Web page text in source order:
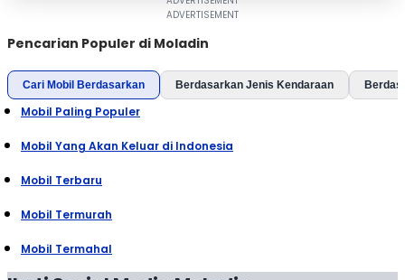
Pencarian Populer di Moladin
Cari Mobil Berdasarkan Berdasarkan Jenis Kendaraan
Mobil Paling Populer
Mobil Yang Akan Keluar di Indonesia
Mobil Terbaru
Mobil Termurah
Mobil Termahal